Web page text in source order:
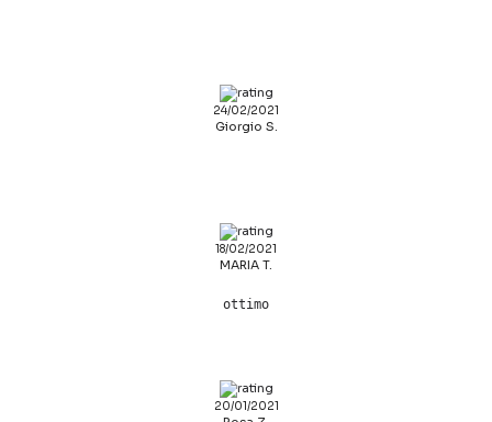
24/02/2021
Giorgio S.
18/02/2021
MARIA T.
ottimo
20/01/2021